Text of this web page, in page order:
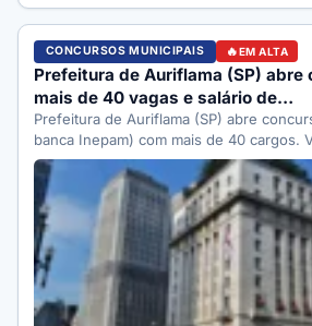
CONCURSOS MUNICIPAIS EM ALTA
Prefeitura de Auriflama (SP) abre
mais de 40 vagas e salário de…
Prefeitura de Auriflama (SP) abre
banca Inepam) com mais de 40 cargos.